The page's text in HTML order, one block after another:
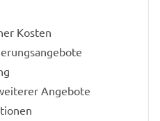
Kosten
Angebote